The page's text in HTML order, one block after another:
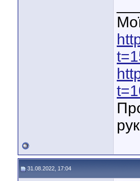
31.08.2022, 17:04